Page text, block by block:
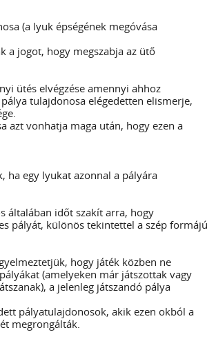
(a lyuk épségének megóvása
a jogot, hogy megszabja az ütő
ütés elvégzése amennyi ahhoz
tulajdonosa elégedetten elismerje,
azt vonhatja maga után, hogy ezen a
ha egy lyukat azonnal a pályára
általában időt szakít arra, hogy
pályát, különös tekintettel a szép formájú
hogy játék közben ne
(amelyeken már játszottak vagy
a jelenleg játszandó pálya
pályatulajdonosok, akik ezen okból a
megrongálták.